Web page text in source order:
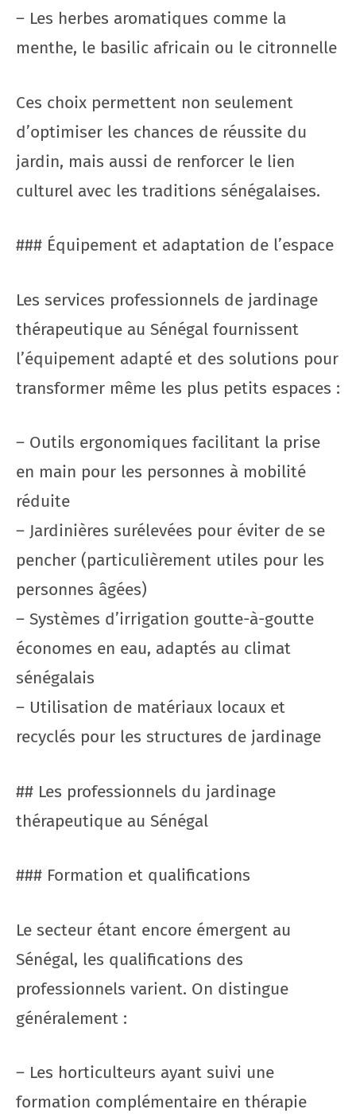
– Les herbes aromatiques comme la
menthe, le basilic africain ou le citronnelle
Ces choix permettent non seulement
d’optimiser les chances de réussite du
jardin, mais aussi de renforcer le lien
culturel avec les traditions sénégalaises.
### Équipement et adaptation de l’espace
Les services professionnels de jardinage
thérapeutique au Sénégal fournissent
l’équipement adapté et des solutions pour
transformer même les plus petits espaces :
– Outils ergonomiques facilitant la prise
en main pour les personnes à mobilité
réduite
– Jardinières surélevées pour éviter de se
pencher (particulièrement utiles pour les
personnes âgées)
– Systèmes d’irrigation goutte-à-goutte
économes en eau, adaptés au climat
sénégalais
– Utilisation de matériaux locaux et
recyclés pour les structures de jardinage
## Les professionnels du jardinage
thérapeutique au Sénégal
### Formation et qualifications
Le secteur étant encore émergent au
Sénégal, les qualifications des
professionnels varient. On distingue
généralement :
– Les horticulteurs ayant suivi une
formation complémentaire en thérapie